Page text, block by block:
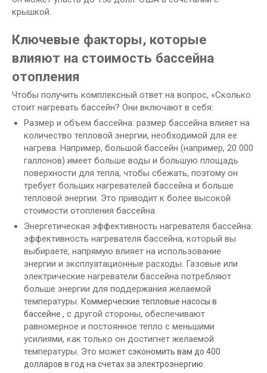
крышкой.
Ключевые факторы, которые
влияют на стоимость бассейна
отопления
Чтобы получить комплексный ответ на вопрос, «Сколько
стоит нагревать бассейн? Они включают в себя:
Размер и объем бассейна: размер бассейна влияет на
количество тепловой энергии, необходимой для ее
нагрева. Например, большой бассейн (например, 20 000
галлонов) имеет больше воды и большую площадь
поверхности для тепла, чтобы сбежать, поэтому он
требует больших нагревателей бассейна и больше
тепловой энергии. Это приводит к более высокой
стоимости отопления бассейна.
Энергетическая эффективность нагревателя бассейна:
эффективность нагревателя бассейна, который вы
выбираете, напрямую влияет на использование
энергии и эксплуатационные расходы. Газовые или
электрические нагреватели бассейна потребляют
больше энергии для поддержания желаемой
температуры. Коммерческие тепловые насосы в
бассейне , с другой стороны, обеспечивают
равномерное и постоянное тепло с меньшими
усилиями, как только он достигнет желаемой
температуры. Это может сэкономить вам до 400
долларов в год на счетах за электроэнергию